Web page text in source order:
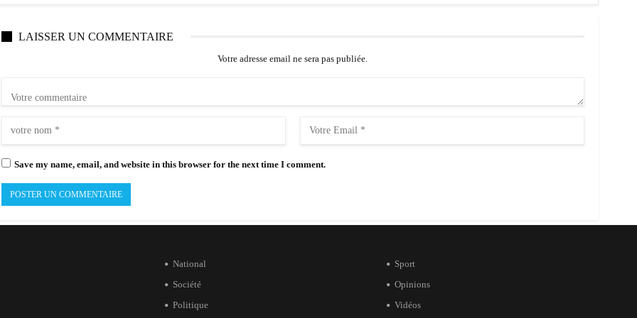
LAISSER UN COMMENTAIRE
Votre adresse email ne sera pas publiée.
Save my name, email, and website in this browser for the next time I comment.
National
Société
Politique
Sport
Opinions
Vidéos